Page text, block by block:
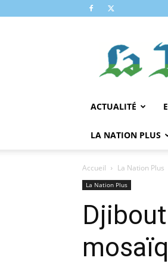
ACTUALITÉ
LA NATION PLUS
Accueil La Nation Plus
La Nation Plus